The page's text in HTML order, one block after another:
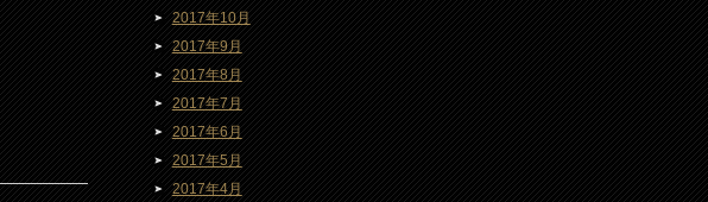
2017年10月
2017年9月
2017年8月
2017年7月
2017年6月
2017年5月
2017年4月